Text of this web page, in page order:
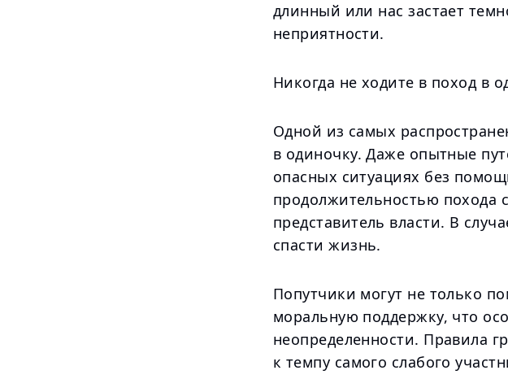
длинный или нас застает
неприятности.
Никогда не ходите в поход в
Одной из самых
в одиночку. Даже опытные
опасных ситуациях без
продолжительностью похода
представитель власти. В
спасти жизнь.
Попутчики могут не только
моральную поддержку, что
неопределенности. Правила
к темпу самого слабого